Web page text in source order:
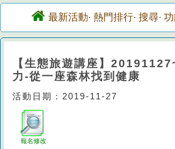
最新活動· 熱門排行· 搜尋·
【生態旅遊講座】
力-從一座森林找到健康
活動日期：2019-11-27
報名修改